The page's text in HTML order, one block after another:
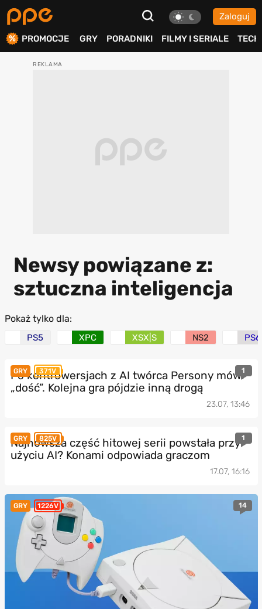
Zaloguj
PROMOCJE GRY PORADNIKI FILMY I SERIALE TECH
Newsy powiązane z:
sztuczna inteligencja
Pokaż tylko dla:
PS5 XPC XSX|S NS2 PS6
GRY 371V 1
Po kontrowersjach z AI twórca Persony mówi
„dość”. Kolejna gra pójdzie inną drogą
23.07, 13:46
GRY 825V 1
Najnowsza część hitowej serii powstała przy
użyciu AI? Konami odpowiada graczom
17.07, 16:16
GRY 1226V 14